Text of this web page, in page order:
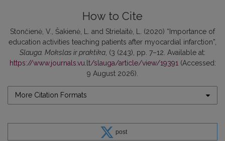
How to Cite
Stončienė, V., Šakienė, L. and Strielaitė, L. (2020) “Importance of
education activities teaching patients after myocardial infarction”,
Slauga. Mokslas ir praktika, (3 (243), pp. 7–12. Available at:
https://www.journals.vu.lt/slauga/article/view/19391(Accessed:
9 August 2026).
More Citation Formats
post